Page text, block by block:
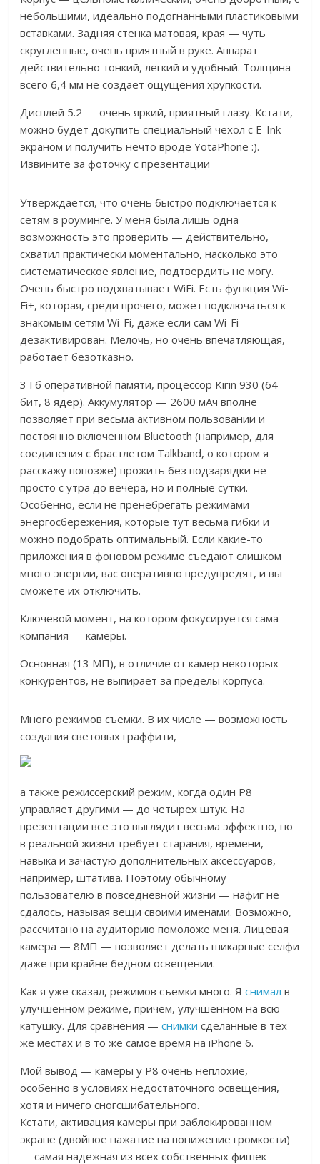
небольшими, идеально подогнанными пластиковыми
вставками. Задняя стенка матовая, края — чуть
скругленные, очень приятный в руке. Аппарат
действительно тонкий, легкий и удобный. Толщина
всего 6,4 мм не создает ощущения хрупкости.
Дисплей 5.2 — очень яркий, приятный глазу. Кстати,
можно будет докупить специальный чехол с E-Ink-
экраном и получить нечто вроде YotaPhone :).
Извините за фоточку с презентации
Утверждается, что очень быстро подключается к
сетям в роуминге. У меня была лишь одна
возможность это проверить — действительно,
схватил практически моментально, насколько это
систематическое явление, подтвердить не могу.
Очень быстро подхватывает WiFi. Есть функция Wi-
Fi+, которая, среди прочего, может подключаться к
знакомым сетям Wi-Fi, даже если сам Wi-Fi
дезактивирован. Мелочь, но очень впечатляющая,
работает безотказно.
3 Гб оперативной памяти, процессор Kirin 930 (64
бит, 8 ядер). Аккумулятор — 2600 мАч вполне
позволяет при весьма активном пользовании и
постоянно включенном Bluetooth (например, для
соединения с брастлетом Talkband, о котором я
расскажу попозже) прожить без подзарядки не
просто с утра до вечера, но и полные сутки.
Особенно, если не пренебрегать режимами
энергосбережения, которые тут весьма гибки и
можно подобрать оптимальный. Если какие-то
приложения в фоновом режиме съедают слишком
много энергии, вас оперативно предупредят, и вы
сможете их отключить.
Ключевой момент, на котором фокусируется сама
компания — камеры.
Основная (13 МП), в отличие от камер некоторых
конкурентов, не выпирает за пределы корпуса.
Много режимов съемки. В их числе — возможность
создания световых граффити,
а также режиссерский режим, когда один Р8
управляет другими — до четырех штук. На
презентации все это выглядит весьма эффектно, но
в реальной жизни требует старания, времени,
навыка и зачастую дополнительных аксессуаров,
например, штатива. Поэтому обычному
пользователю в повседневной жизни — нафиг не
сдалось, называя вещи своими именами. Возможно,
рассчитано на аудиторию помоложе меня. Лицевая
камера — 8МП — позволяет делать шикарные селфи
даже при крайне бедном освещении.
Как я уже сказал, режимов съемки много. Яснимал в
улучшенном режиме, причем, улучшенном на всю
катушку. Для сравнения —снимки сделанные в тех
же местах и в то же самое время на iPhone 6.
Мой вывод — камеры у P8 очень неплохие,
особенно в условиях недостаточного освещения,
хотя и ничего сногсшибательного.
Кстати, активация камеры при заблокированном
экране (двойное нажатие на понижение громкости)
— самая надежная из всех собственных фишек